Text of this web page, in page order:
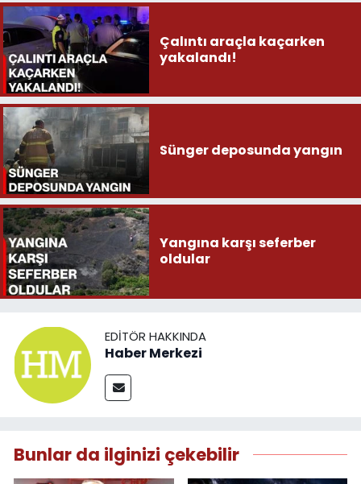
Çalıntı araçla kaçarken
yakalandı!
Sünger deposunda yangın
Yangına karşı seferber
oldular
EDITÖR HAKKINDA
Haber Merkezi
Bunlar da ilginizi çekebilir